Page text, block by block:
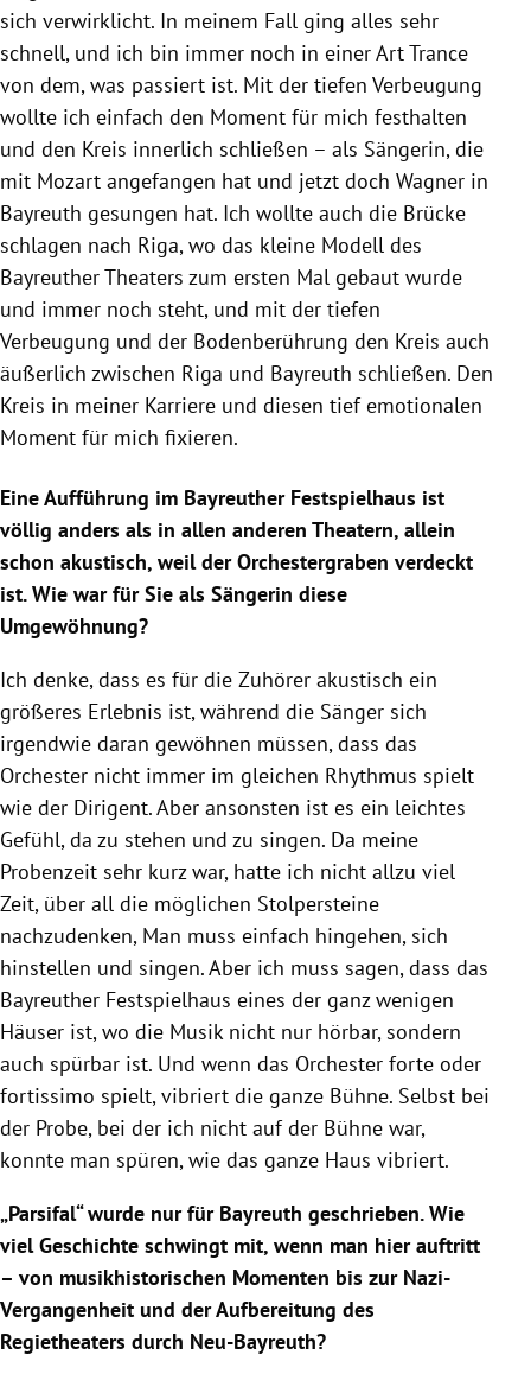
sich verwirklicht. In meinem Fall ging alles sehr
schnell, und ich bin immer noch in einer Art Trance
von dem, was passiert ist. Mit der tiefen Verbeugung
wollte ich einfach den Moment für mich festhalten
und den Kreis innerlich schließen – als Sängerin, die
mit Mozart angefangen hat und jetzt doch Wagner in
Bayreuth gesungen hat. Ich wollte auch die Brücke
schlagen nach Riga, wo das kleine Modell des
Bayreuther Theaters zum ersten Mal gebaut wurde
und immer noch steht, und mit der tiefen
Verbeugung und der Bodenberührung den Kreis auch
äußerlich zwischen Riga und Bayreuth schließen. Den
Kreis in meiner Karriere und diesen tief emotionalen
Moment für mich fixieren.
Eine Aufführung im Bayreuther Festspielhaus ist
völlig anders als in allen anderen Theatern, allein
schon akustisch, weil der Orchestergraben verdeckt
ist. Wie war für Sie als Sängerin diese
Umgewöhnung?
Ich denke, dass es für die Zuhörer akustisch ein
größeres Erlebnis ist, während die Sänger sich
irgendwie daran gewöhnen müssen, dass das
Orchester nicht immer im gleichen Rhythmus spielt
wie der Dirigent. Aber ansonsten ist es ein leichtes
Gefühl, da zu stehen und zu singen. Da meine
Probenzeit sehr kurz war, hatte ich nicht allzu viel
Zeit, über all die möglichen Stolpersteine
nachzudenken, Man muss einfach hingehen, sich
hinstellen und singen. Aber ich muss sagen, dass das
Bayreuther Festspielhaus eines der ganz wenigen
Häuser ist, wo die Musik nicht nur hörbar, sondern
auch spürbar ist. Und wenn das Orchester forte oder
fortissimo spielt, vibriert die ganze Bühne. Selbst bei
der Probe, bei der ich nicht auf der Bühne war,
konnte man spüren, wie das ganze Haus vibriert.
„Parsifal“ wurde nur für Bayreuth geschrieben. Wie
viel Geschichte schwingt mit, wenn man hier auftritt
– von musikhistorischen Momenten bis zur Nazi-
Vergangenheit und der Aufbereitung des
Regietheaters durch Neu-Bayreuth?